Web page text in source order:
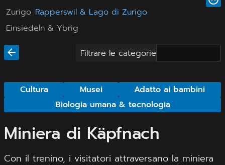
Zurigo Rapperswil & Lago di Zurigo
Einsiedeln & Ybrig
Filtrare le categorie
Cultura Musei
Adatto ai bambini
Biologia umana & tecnologia
Miniera di Käpfnach
Con il trenino, i visitatori attraversano la miniera